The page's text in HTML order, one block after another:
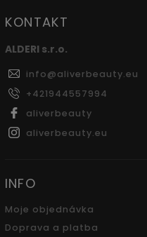
KONTAKT
ALDERI s.r.o.
info@aliverbeauty.eu
+421944557994
aliverbeauty
aliverbeauty.eu
INFO
Moje objednávka
Doprava a platba